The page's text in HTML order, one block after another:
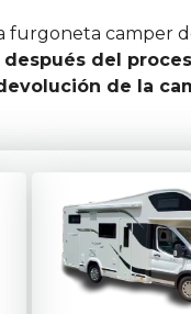
furgoneta camper
del
de la